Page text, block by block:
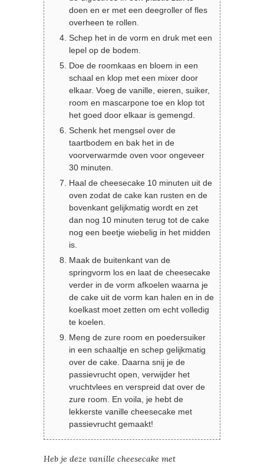
doen en er met een deegroller of fles
overheen te rollen.
Schep het in de vorm en druk met een
lepel op de bodem.
Doe de roomkaas en bloem in een
schaal en klop met een mixer door
elkaar. Voeg de vanille, eieren, suiker,
room en mascarpone toe en klop tot
het goed door elkaar is gemengd.
Schenk het mengsel over de
taartbodem en bak het in de
voorverwarmde oven voor ongeveer
30 minuten.
Haal de cheesecake 10 minuten uit de
oven zodat de cake kan rusten en de
bovenkant gelijkmatig wordt en zet
dan nog 10 minuten terug tot de cake
nog een beetje wiebelig in het midden
is.
Maak de buitenkant van de
springvorm los en laat de cheesecake
verder in de vorm afkoelen waarna je
de cake uit de vorm kan halen en in de
koelkast moet zetten om echt volledig
te koelen.
Meng de zure room en poedersuiker
in een schaaltje en schep gelijkmatig
over de cake. Daarna snij je de
passievrucht open, verwijder het
vruchtvlees en verspreid dat over de
zure room. En voila, je hebt de
lekkerste vanille cheesecake met
passievrucht gemaakt!
Heb je deze vanille cheesecake met